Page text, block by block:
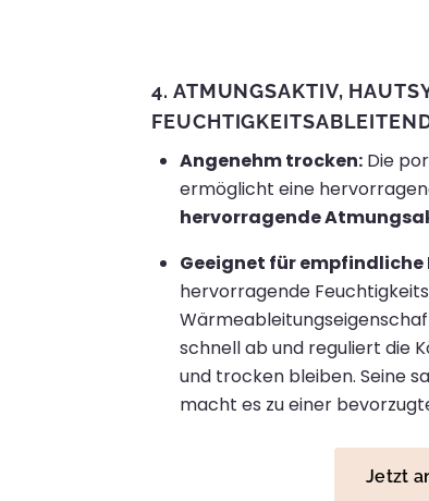
4. ATMUNGSAKTIV,
Angenehm trocken:Die
ermöglicht eine
hervorragende
Geeignet für empfindliche
hervorragende
schnell ab und reguliert die
und trocken bleiben. Seine
macht es zu einer
Jetzt